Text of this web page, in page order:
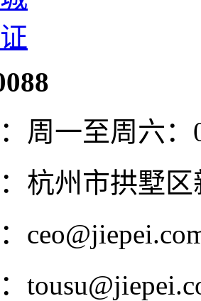
周一至周六：
杭州市拱墅